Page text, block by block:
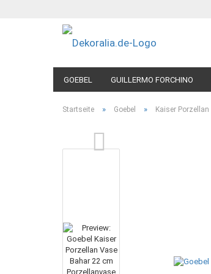
GOEBEL GUILLERMO FORCHINO
Startseite » Goebel » Kaiser Porzellan